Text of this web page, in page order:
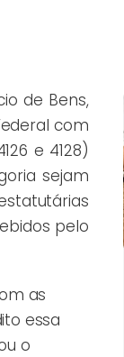
de Bens,
com
e 4128)
sejam
pelo
as
essa
o